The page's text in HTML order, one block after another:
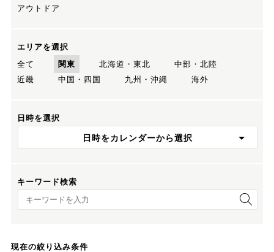
アウトドア
エリアを選択
全て
関東 北海道・東北
中部・北陸
近畿
中国・四国 九州・沖縄 海外
日時を選択
日時をカレンダーから選択
キーワード検索
キーワード検索
現在の絞り込み条件